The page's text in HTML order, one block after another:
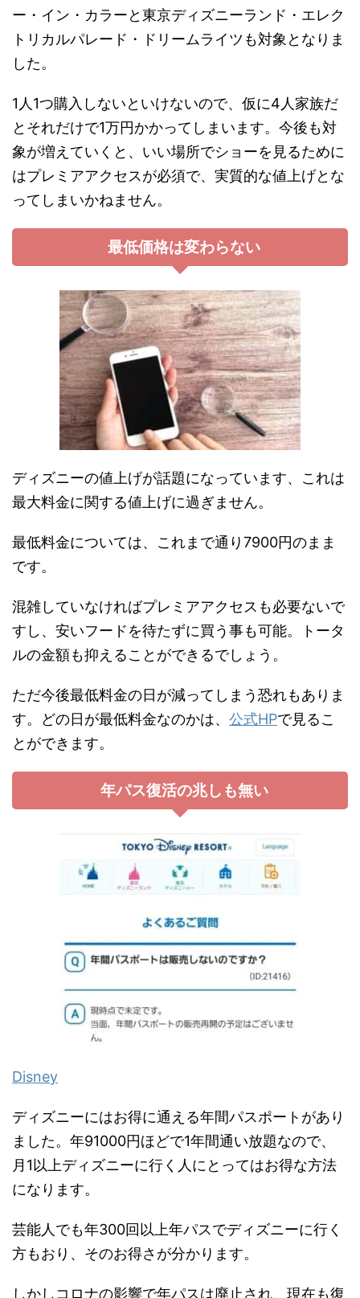
ー・イン・カラーと東京ディズニーランド・エレク
トリカルパレード・ドリームライツも対象となりま
した。
1人1つ購入しないといけないので、仮に4人家族だ
とそれだけで1万円かかってしまいます。今後も対
象が増えていくと、いい場所でショーを見るために
はプレミアアクセスが必須で、実質的な値上げとな
ってしまいかねません。
最低価格は変わらない
ディズニーの値上げが話題になっています、これは
最大料金に関する値上げに過ぎません。
最低料金については、これまで通り7900円のまま
です。
混雑していなければプレミアアクセスも必要ないで
すし、安いフードを待たずに買う事も可能。トータ
ルの金額も抑えることができるでしょう。
ただ今後最低料金の日が減ってしまう恐れもありま
す。どの日が最低料金なのかは、 公式HPで見るこ
とができます。
年パス復活の兆しも無い
Disney
ディズニーにはお得に通える年間パスポートがあり
ました。年91000円ほどで1年間通い放題なので、
月1以上ディズニーに行く人にとってはお得な方法
になります。
芸能人でも年300回以上年パスでディズニーに行く
方もおり、そのお得さが分かります。
しかしコロナの影響で年パスは廃止され、現在も復